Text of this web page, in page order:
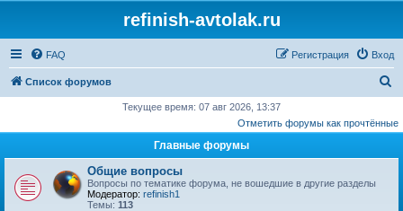
refinish-avtolak.ru
FAQ Вход
Регистрация
Список форумов
и
Текущее время: 07 авг 2026, 13:37
Отметить форумы как прочтённые
Главные форумы
Общие вопросы
Вопросы по тематике форума, не вошедшие в другие разделы
Модератор: refinish1
Темы: 113